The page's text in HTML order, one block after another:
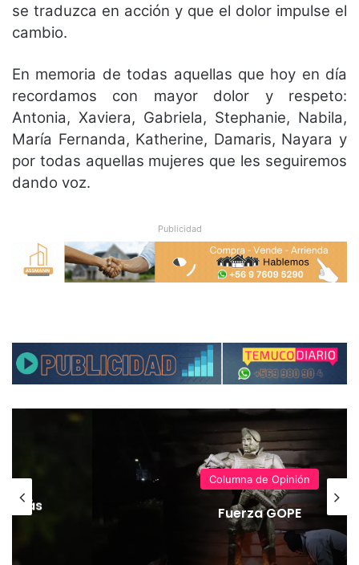
se traduzca en acción y que el dolor impulse el
cambio.
En memoria de todas aquellas que hoy en día
recordamos con mayor dolor y respeto:
Antonia, Xaviera, Gabriela, Stephanie, Nabila,
María Fernanda, Katherine, Damaris, Nayara y
por todas aquellas mujeres que les seguiremos
dando voz.
Publicidad
más
Columna de Opinión
Fuerza GOPE